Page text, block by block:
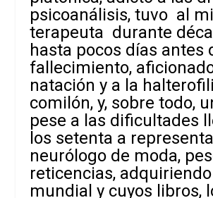
psicoanálisis, tuvo al
terapeuta durante
hasta pocos días antes
fallecimiento,
natación y a la
comilón, y, sobre todo,
pese a las dificultades
los setenta a
neurólogo de moda,
reticencias,
mundial y cuyos libros,